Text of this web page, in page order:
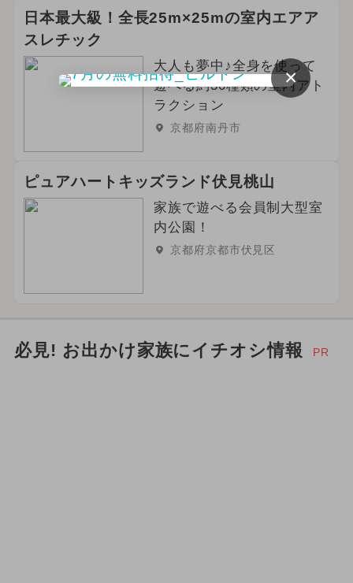
日本最大級！全長25m×25mの室内エアア
スレチック
大人も夢中♪全身を使って
遊べる約30種類の室内アト
ラクション
京都府南丹市
ピュアハートキッズランド伏見桃山
家族で遊べる会員制大型室
内公園！
京都府京都市伏見区
必見! お出かけ家族にイチオシ情報 PR
×